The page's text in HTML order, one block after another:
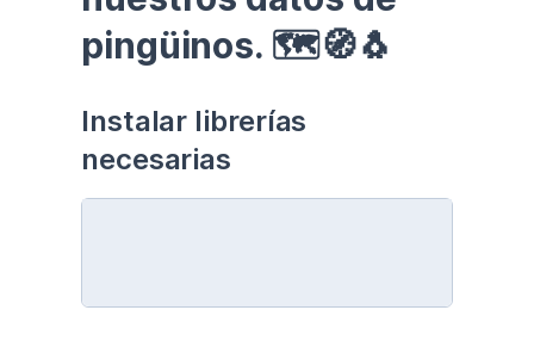
pingüinos. 🗺🧭🐧
Instalar librerías
necesarias